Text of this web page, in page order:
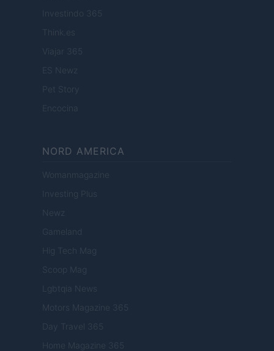
Investindo 365
Think.es
Viajar 365
ES Newz
Pet Story
Encocina
NORD AMERICA
Womanmagazine
Investing Plus
Newz
Gameland
Hig Tech Mag
Scoop Mag
Lgbtqia News
Motors Magazine 365
Day Travel 365
Home Magazine 365